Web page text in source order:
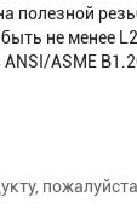
полезной
не менее
ASME